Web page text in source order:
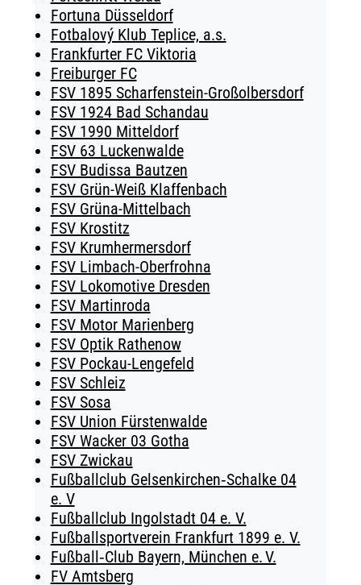
Fortuna Düsseldorf
Fotbalový Klub Teplice, a.s.
Frankfurter FC Viktoria
Freiburger FC
FSV 1895 Scharfenstein-Großolbersdorf
FSV 1924 Bad Schandau
FSV 1990 Mitteldorf
FSV 63 Luckenwalde
FSV Budissa Bautzen
FSV Grün-Weiß Klaffenbach
FSV Grüna-Mittelbach
FSV Krostitz
FSV Krumhermersdorf
FSV Limbach-Oberfrohna
FSV Lokomotive Dresden
FSV Martinroda
FSV Motor Marienberg
FSV Optik Rathenow
FSV Pockau-Lengefeld
FSV Schleiz
FSV Sosa
FSV Union Fürstenwalde
FSV Wacker 03 Gotha
FSV Zwickau
Fußballclub Gelsenkirchen‑Schalke 04
e. V
Fußballclub Ingolstadt 04 e. V.
Fußballsportverein Frankfurt 1899 e. V.
Fußball‑Club Bayern, München e. V.
FV Amtsberg